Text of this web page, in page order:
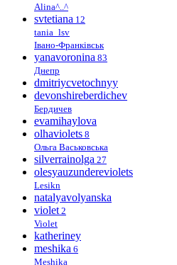
Alina^..^
svtetiana 12
tania_lsv
Івано-Франківськ
yanavoronina 83
Днепр
dmitriycvetochnyy
devonshireberdichev
Бердичев
evamihaylova
olhaviolets 8
Ольга Васьковська
silverrainolga 27
olesyauzundereviolets
Lesikn
natalyavolyanska
violet 2
Violet
katheriney
meshika 6
Meshika